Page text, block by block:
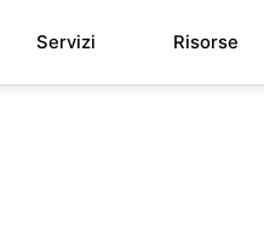
Servizi Risorse